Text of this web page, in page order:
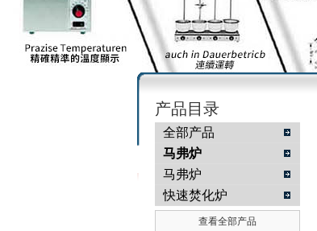
产品目录
全部产品
马弗炉
马弗炉
快速焚化炉
查看全部产品